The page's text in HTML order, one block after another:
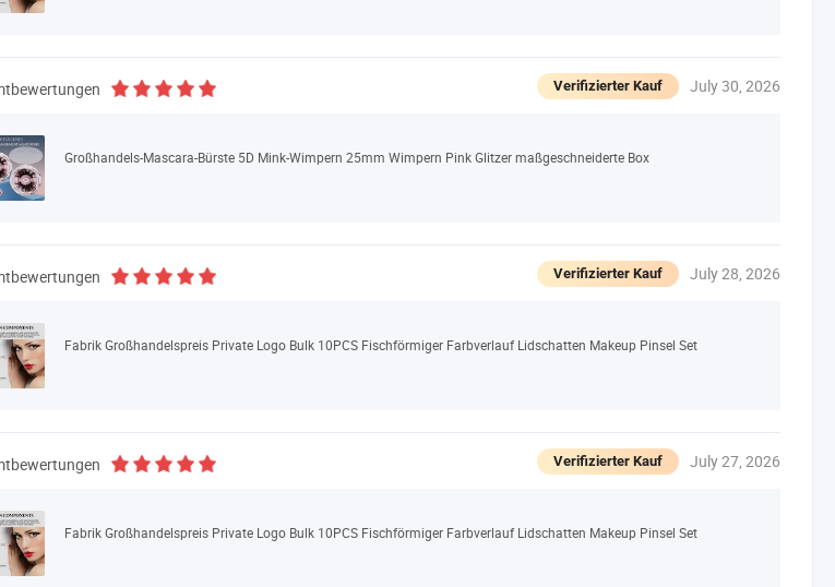
Verifizierter Kauf July 30, 2026
Großhandels-Mascara-Bürste 5D Mink-Wimpern 25mm Wimpern Pink Glitzer maßgeschneiderte Box
Verifizierter Kauf July 28, 2026
Fabrik Großhandelspreis Private Logo Bulk 10PCS Fischförmiger Farbverlauf Lidschatten Makeup Pinsel Set
Verifizierter Kauf July 27, 2026
Fabrik Großhandelspreis Private Logo Bulk 10PCS Fischförmiger Farbverlauf Lidschatten Makeup Pinsel Set